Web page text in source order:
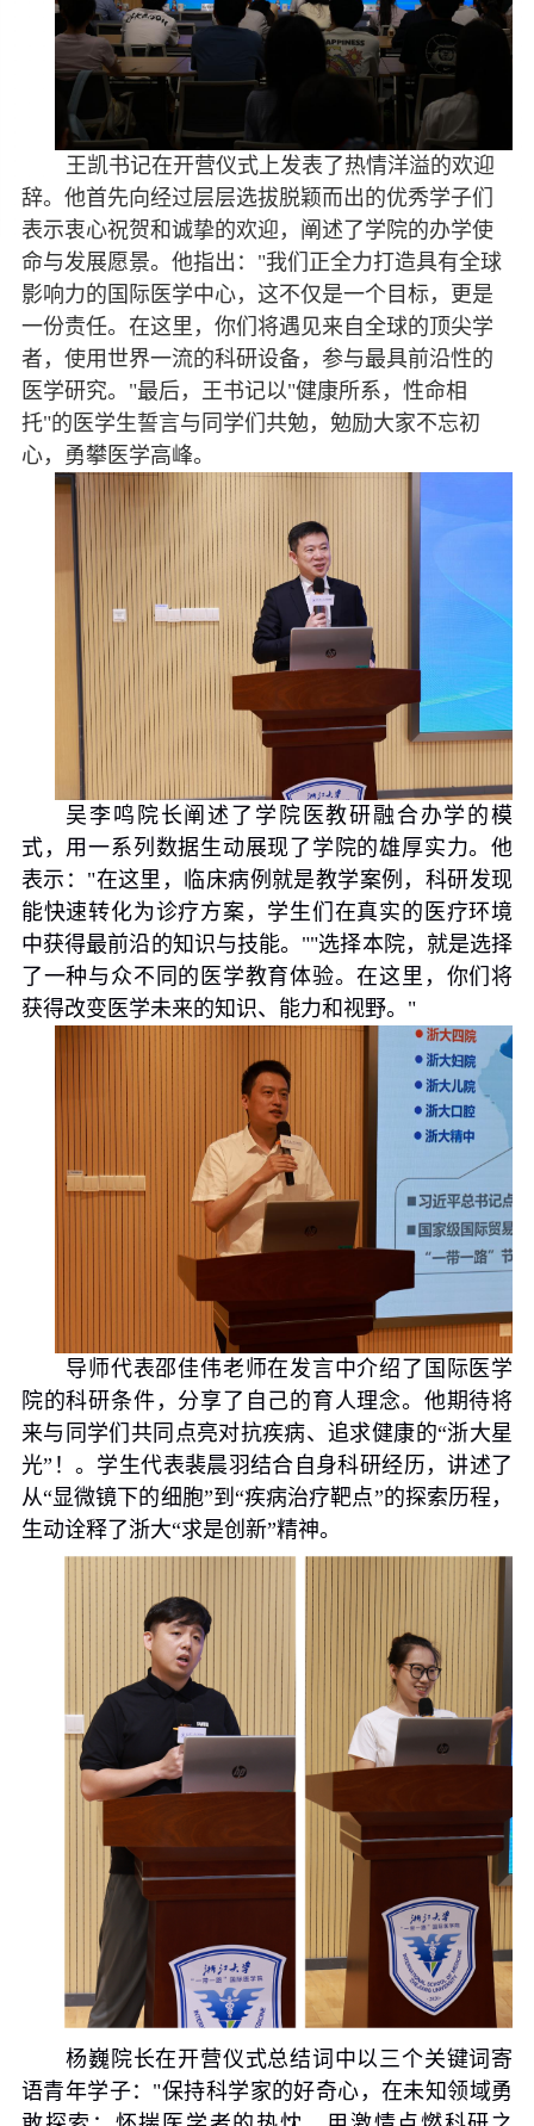
王凯书记在开营仪式上发表了热情洋溢的欢迎
辞。他首先向经过层层选拔脱颖而出的优秀学子们
表示衷心祝贺和诚挚的欢迎，阐述了学院的办学使
命与发展愿景。他指出： "我们正全力打造具有全球
影响力的国际医学中心，这不仅是一个目标，更是
一份责任。在这里，你们将遇见来自全球的顶尖学
者，使用世界一流的科研设备，参与最具前沿性的
医学研究。 "最后，王书记以"健康所系，性命相
托"的医学生誓言与同学们共勉，勉励大家不忘初
心，勇攀医学高峰。
吴李鸣院长阐述了学院医教研融合办学的模
式，用一系列数据生动展现了学院的雄厚实力。他
表示： "在这里，临床病例就是教学案例，科研发现
能快速转化为诊疗方案，学生们在真实的医疗环境
中获得最前沿的知识与技能。 ""选择本院，就是选择
了一种与众不同的医学教育体验。在这里，你们将
获得改变医学未来的知识、能力和视野。 "
导师代表邵佳伟老师在发言中介绍了国际医学
院的科研条件，分享了自己的育人理念。他期待将
来与同学们共同点亮对抗疾病、追求健康的“浙大星
光”！。学生代表裴晨羽结合自身科研经历，讲述了
从“显微镜下的细胞”到“疾病治疗靶点”的探索历程，
生动诠释了浙大“求是创新”精神。
杨巍院长在开营仪式总结词中以三个关键词寄
语青年学子： "保持科学家的好奇心，在未知领域勇